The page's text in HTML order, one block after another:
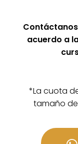
acuerdo a
*La cuota
tamaño